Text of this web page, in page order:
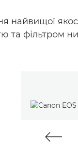
найвищої
та фільтром